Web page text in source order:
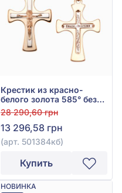
Крестик из красно-
белого золота 585° без
вставки, арт. 501384кб
28 290,60 грн
13 296,58 грн
(арт. 501384кб)
Купить
НОВИНКА